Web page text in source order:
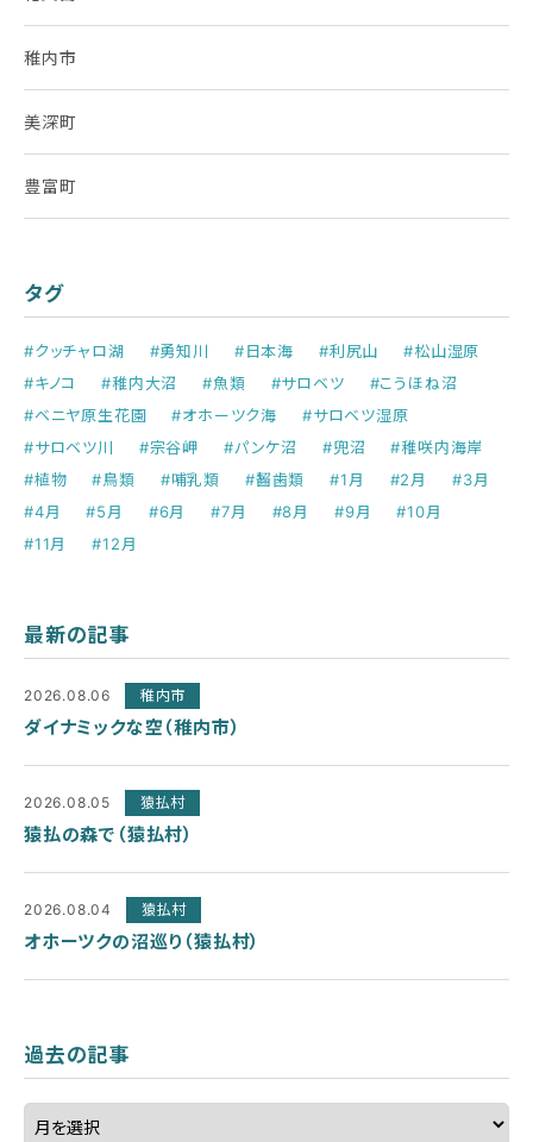
稚内市
美深町
豊富町
タグ
#クッチャロ湖 #勇知川 #日本海 #利尻山
#松山湿原
#キノコ
#稚内大沼 #魚類 #サロベツ
#こうほね沼
#ベニヤ原生花園
#オホーツク海
#サロベツ湿原
#サロベツ川
#宗谷岬 #パンケ沼 #兜沼
#稚咲内海岸
#植物
#鳥類 #哺乳類 #齧歯類 #1月 #2月
#3月
#4月
#5月 #6月 #7月 #8月 #9月
#10月
#11月
#12月
最新の記事
2026.08.06 稚内市
ダイナミックな空（稚内市）
2026.08.05 猿払村
猿払の森で（猿払村）
2026.08.04 猿払村
オホーツクの沼巡り（猿払村）
過去の記事